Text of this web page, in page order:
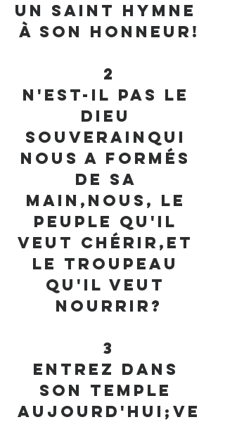
un saint hymne
à son honneur!
2
N'est-il pas le
Dieu
souverainQui
nous a formés
de sa
main,Nous, le
peuple qu'il
veut chérir,Et
le troupeau
qu'il veut
nourrir?
3
Entrez dans
son temple
aujourd'hui;Ve